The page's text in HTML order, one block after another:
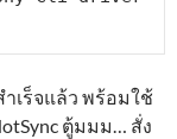
ำเร็จแล้ว พร้อมใช้
ตู้มมม… สั่ง